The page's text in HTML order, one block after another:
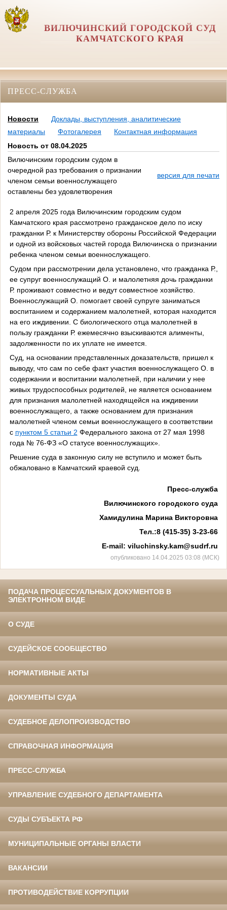
ВИЛЮЧИНСКИЙ ГОРОДСКОЙ СУД
КАМЧАТСКОГО КРАЯ
ПРЕСС-СЛУЖБА
Новости
Доклады, выступления, аналитические
материалы
Фотогалерея
Контактная информация
Новость от 08.04.2025
Вилючинским городским судом в
очередной раз требования о признании
членом семьи военнослужащего
оставлены без удовлетворения
версия для печати
2 апреля 2025 года Вилючинским городским судом
Камчатского края рассмотрено гражданское дело по иску
гражданки Р. к Министерству обороны Российской Федерации
и одной из войсковых частей города Вилючинска о признании
ребенка членом семьи военнослужащего.
Судом при рассмотрении дела установлено, что гражданка Р.,
ее супруг военнослужащий О. и малолетняя дочь гражданки
Р. проживают совместно и ведут совместное хозяйство.
Военнослужащий О. помогает своей супруге заниматься
воспитанием и содержанием малолетней, которая находится
на его иждивении. С биологического отца малолетней в
пользу гражданки Р. ежемесячно взыскиваются алименты,
задолженности по их уплате не имеется.
Суд, на основании представленных доказательств, пришел к
выводу, что сам по себе факт участия военнослужащего О. в
содержании и воспитании малолетней, при наличии у нее
живых трудоспособных родителей, не является основанием
для признания малолетней находящейся на иждивении
военнослужащего, а также основанием для признания
малолетней членом семьи военнослужащего в соответствии
с пунктом 5 статьи 2 Федерального закона от 27 мая 1998
года № 76-ФЗ «О статусе военнослужащих».
Решение суда в законную силу не вступило и может быть
обжаловано в Камчатский краевой суд.
Пресс-служба
Вилючинского городского суда
Хамидулина Марина Викторовна
Тел.:8 (415-35) 3-23-66
E-mail: viluchinsky.kam@sudrf.ru
опубликовано 14.04.2025 03:08 (МСК)
ПОДАЧА ПРОЦЕССУАЛЬНЫХ ДОКУМЕНТОВ В
ЭЛЕКТРОННОМ ВИДЕ
О СУДЕ
СУДЕЙСКОЕ СООБЩЕСТВО
НОРМАТИВНЫЕ АКТЫ
ДОКУМЕНТЫ СУДА
СУДЕБНОЕ ДЕЛОПРОИЗВОДСТВО
СПРАВОЧНАЯ ИНФОРМАЦИЯ
ПРЕСС-СЛУЖБА
УПРАВЛЕНИЕ СУДЕБНОГО ДЕПАРТАМЕНТА
СУДЫ СУБЪЕКТА РФ
МУНИЦИПАЛЬНЫЕ ОРГАНЫ ВЛАСТИ
ВАКАНСИИ
ПРОТИВОДЕЙСТВИЕ КОРРУПЦИИ